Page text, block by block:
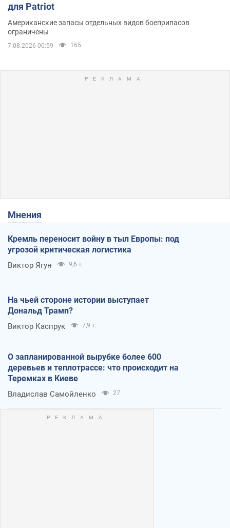
для Patriot
Американские запасы отдельных видов боеприпасов
ограничены
7.08.2026 00:59 165
Мнения
Кремль переносит войну в тыл Европы: под
угрозой критическая логистика
Виктор Ягун 9,6 т.
На чьей стороне истории выступает
Дональд Трамп?
Виктор Каспрук 7,9 т.
О запланированной вырубке более 600
деревьев и теплотрассе: что происходит на
Теремках в Киеве
Владислав Самойленко 27